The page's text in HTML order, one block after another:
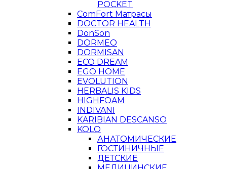
POCKET
ComFort Матрасы
DOCTOR HEALTH
DonSon
DORMEO
DORMISAN
ECO DREAM
EGO HOME
EVOLUTION
HERBALIS KIDS
HIGHFOAM
INDIVANI
KARIBIAN DESCANSO
KOLO
АНАТОМИЧЕСКИЕ
ГОСТИНИЧНЫЕ
ДЕТСКИЕ